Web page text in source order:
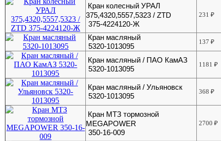
Кран колесный УРАЛ
375,4320,5557,5323 / ZTD
375-4224120-Ж
231₽
Кран масляный
5320-1013095
137₽
Кран масляный / ПАО КамАЗ
5320-1013095
1181₽
Кран масляный / Ульяновск
5320-1013095
368₽
Кран МТЗ тормозной
MEGAPOWER
350-16-009
2700₽